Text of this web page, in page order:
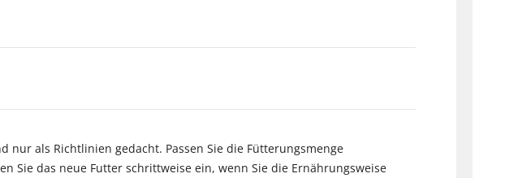
nur als Richtlinien gedacht. Passen Sie die Fütterungsmenge
Sie das neue Futter schrittweise ein, wenn Sie die Ernährungsweise